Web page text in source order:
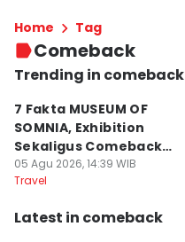
Home Tag
Comeback
Trending in comeback
7 Fakta MUSEUM OF
SOMNIA, Exhibition
Sekaligus Comeback
PUN
05 Agu 2026, 14:39 WIB
Travel
Latest in comeback